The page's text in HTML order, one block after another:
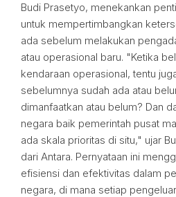
Budi Prasetyo, menekankan
untuk mempertimbangkan
ada sebelum melakukan
atau operasional baru. "Ketika
kendaraan operasional, tentu
sebelumnya sudah ada atau
dimanfaatkan atau belum? Dan
negara baik pemerintah pusat
ada skala prioritas di situ," ujar
dari Antara. Pernyataan ini
efisiensi dan efektivitas dalam
negara, di mana setiap